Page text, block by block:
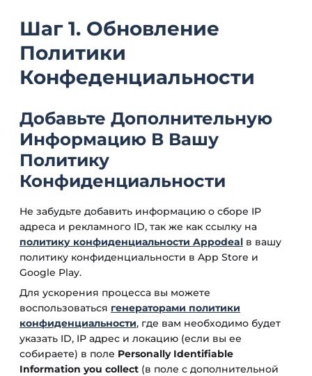
Шаг 1. Обновление
Политики
Конфеденциальности
Добавьте Дополнительную
Информацию В Вашу
Политику
Конфиденциальности
Не забудьте добавить информацию о сборе IP
адреса и рекламного ID, так же как ссылку на
политику конфиденциальности Appodeal в вашу
политику конфиденциальности в App Store и
Google Play.
Для ускорения процесса вы можете
воспользоваться генераторами политики
конфиденциальности, где вам необходимо будет
указать ID, IP адрес и локацию (если вы ее
собираете) в поле Personally Identifiable
Information you collect (в поле с дополнительной